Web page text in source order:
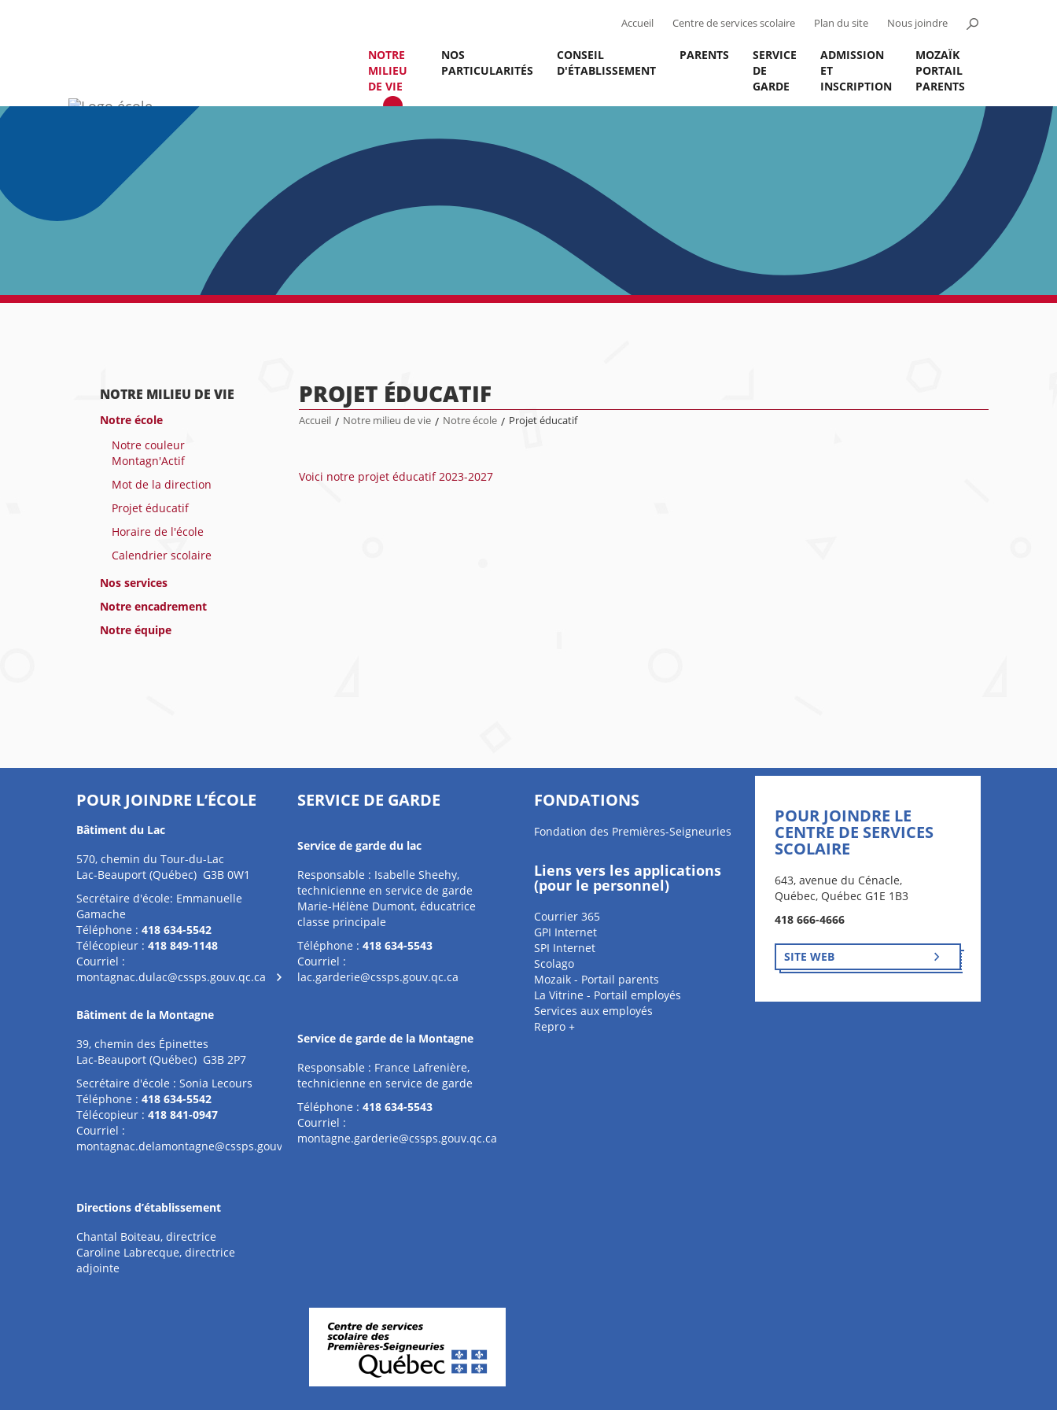
Accueil Centre de services scolaire Plan du site Nous joindre
NOTRE
MILIEU
DE VIE
NOS
PARTICULARITÉS
CONSEIL
D'ÉTABLISSEMENT
PARENTS
SERVICE
DE
GARDE
ADMISSION
ET
INSCRIPTION
MOZAÏK
PORTAIL
PARENTS
NOTRE MILIEU DE VIE
Notre école
Notre couleur
Montagn'Actif
Mot de la direction
Projet éducatif
Horaire de l'école
Calendrier scolaire
Nos services
Notre encadrement
Notre équipe
PROJET ÉDUCATIF
Accueil / Notre milieu de vie / Notre école / Projet éducatif
Voici notre projet éducatif 2023-2027
POUR JOINDRE L’ÉCOLE
Bâtiment du Lac
570, chemin du Tour-du-Lac
Lac-Beauport (Québec) G3B 0W1
Secrétaire d'école: Emmanuelle
Gamache
Téléphone : 418 634-5542
Télécopieur : 418 849-1148
Courriel :
montagnac.dulac@cssps.gouv.qc.ca
Bâtiment de la Montagne
39, chemin des Épinettes
Lac-Beauport (Québec) G3B 2P7
Secrétaire d'école : Sonia Lecours
Téléphone : 418 634-5542
Télécopieur : 418 841-0947
Courriel :
montagnac.delamontagne@cssps.gouv.qc.ca
Directions d’établissement
Chantal Boiteau, directrice
Caroline Labrecque, directrice
adjointe
SERVICE DE GARDE
Service de garde du lac
Responsable : Isabelle Sheehy,
technicienne en service de garde
Marie-Hélène Dumont, éducatrice
classe principale
Téléphone : 418 634-5543
Courriel :
lac.garderie@cssps.gouv.qc.ca
Service de garde de la Montagne
Responsable : France Lafrenière,
technicienne en service de garde
Téléphone : 418 634-5543
Courriel :
montagne.garderie@cssps.gouv.qc.ca
FONDATIONS
Fondation des Premières-Seigneuries
Liens vers les applications
(pour le personnel)
Courrier 365
GPI Internet
SPI Internet
Scolago
Mozaik - Portail parents
La Vitrine - Portail employés
Services aux employés
Repro +
POUR JOINDRE LE
CENTRE DE SERVICES
SCOLAIRE
643, avenue du Cénacle,
Québec, Québec G1E 1B3
418 666-4666
SITE WEB